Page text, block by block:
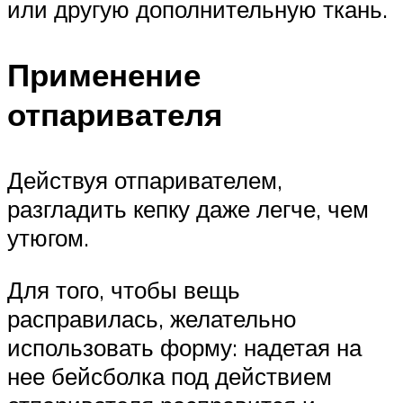
или другую дополнительную ткань.
Применение
отпаривателя
Действуя отпаривателем,
разгладить кепку даже легче, чем
утюгом.
Для того, чтобы вещь
расправилась, желательно
использовать форму: надетая на
нее бейсболка под действием